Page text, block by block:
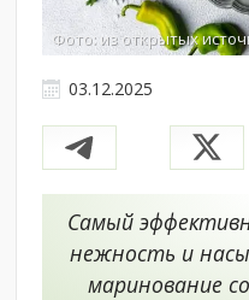
Фото: из открытых
03.12.2025
Самый
нежность и
маринование